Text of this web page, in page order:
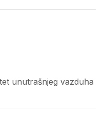
unutrašnjeg vazduha